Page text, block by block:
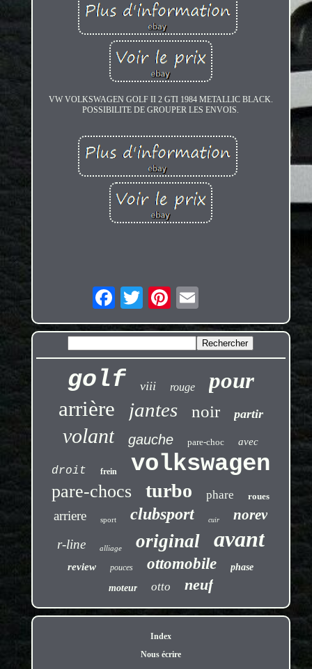
VW VOLKSWAGEN GOLF II 2 GTI 1984 METALLIC BLACK.
POSSIBILITE DE GROUPER LES ENVOIS.
golf viii rouge pour
arrière jantes noir partir
volant gauche pare-choc avec
droit frein volkswagen
pare-chocs turbo phare roues
arriere sport clubsport cuir norev
r-line alliage original avant
review pouces ottomobile
phase
moteur
otto neuf
Index
Nous écrire